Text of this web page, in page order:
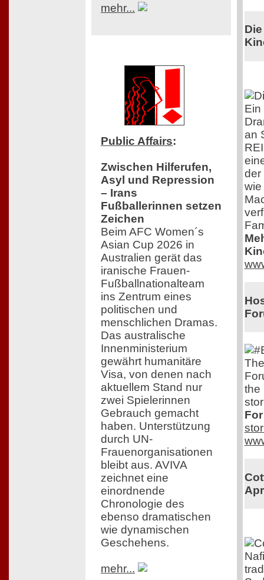
mehr...
Public Affairs:
Zwischen Hilferufen,
Asyl und Repression
– Irans
Fußballerinnen setzen
Zeichen
Beim AFC Women´s
Asian Cup 2026 in
Australien gerät das
iranische Frauen-
Fußballnationalteam
ins Zentrum eines
politischen und
menschlichen Dramas.
Das australische
Innenministerium
gewährt humanitäre
Visa, von denen nach
aktuellem Stand nur
zwei Spielerinnen
Gebrauch gemacht
haben. Unterstützung
durch UN-
Frauenorganisationen
bleibt aus. AVIVA
zeichnet eine
einordnende
Chronologie des
ebenso dramatischen
wie dynamischen
Geschehens.
mehr...
an
der
wie
the